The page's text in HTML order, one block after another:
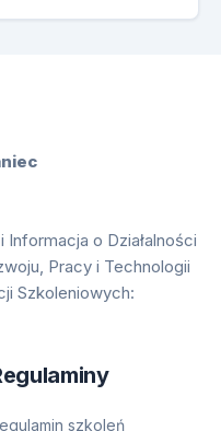
o Działalności
Pracy i Technologii
Szkoleniowych:
szkoleń